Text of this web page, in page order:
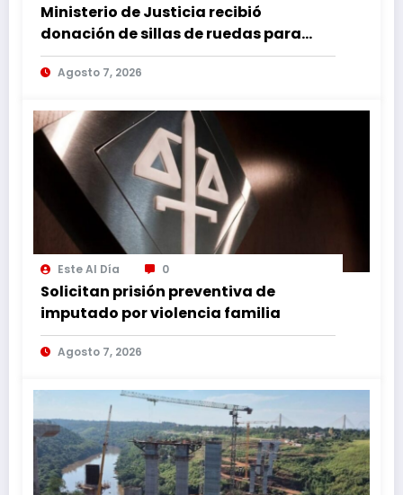
Ministerio de Justicia recibió
donación de sillas de ruedas para
internos vulnerables
Agosto 7, 2026
Este Al Día 0
Solicitan prisión preventiva de
imputado por violencia familia
Agosto 7, 2026